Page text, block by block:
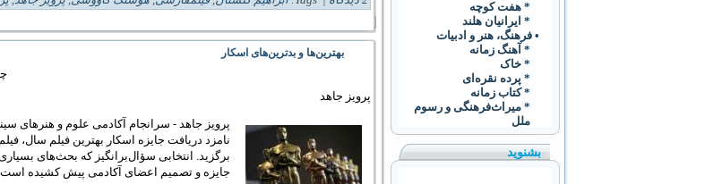
* هفت کوچه
* ايرانيان هلند
• فرهنگ،‌ هنر و ادبيات
* آهنگ زمانه
* خاک
* پرده نقره‌ای
* کتاب زمانه
* ميراث‌فرهنگی و رسوم
ملل
بشنوید
بهترین‌ها و بدترین‌های اسکار
پرویز جاهد
نامزد دریافت جایزه اسکار بهترین فیلم سال،
برگزید. انتخابی سؤال‌برانگیز که بحث‌های
جایزه و تصمیم اعضای آکادمی پیش کشیده